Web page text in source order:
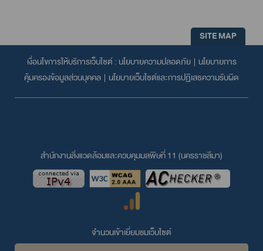
SITE MAP
เงื่อนไขการให้บริการเว็บไซต์ : นโยบายความปลอดภัย| นโยบายการ
คุ้มครองข้อมูลส่วนบุคคล | นโยบายเว็บไซต์และการปฏิเสธความรับผิด
สำนักงานสิ่งแวดล้อมและควบคุมมลพิษที่ 11 (นครราชสีมา)
จำนวนเข้าเยี่ยมชมเว็บไซต์